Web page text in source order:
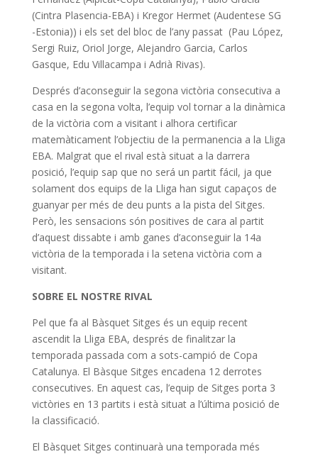
(Cintra Plasencia-EBA) i Kregor Hermet (Audentese SG
-Estonia)) i els set del bloc de l’any passat (Pau López,
Sergi Ruiz, Oriol Jorge, Alejandro Garcia, Carlos
Gasque, Edu Villacampa i Adrià Rivas).
Després d’aconseguir la segona victòria consecutiva a
casa en la segona volta, l’equip vol tornar a la dinàmica
de la victòria com a visitant i alhora certificar
matemàticament l’objectiu de la permanencia a la Lliga
EBA. Malgrat que el rival està situat a la darrera
posició, l’equip sap que no será un partit fácil, ja que
solament dos equips de la Lliga han sigut capaços de
guanyar per més de deu punts a la pista del Sitges.
Però, les sensacions són positives de cara al partit
d’aquest dissabte i amb ganes d’aconseguir la 14a
victòria de la temporada i la setena victòria com a
visitant.
SOBRE EL NOSTRE RIVAL
Pel que fa al Bàsquet Sitges és un equip recent
ascendit la Lliga EBA, després de finalitzar la
temporada passada com a sots-campió de Copa
Catalunya. El Bàsque Sitges encadena 12 derrotes
consecutives. En aquest cas, l’equip de Sitges porta 3
victòries en 13 partits i està situat a l’última posició de
la classificació.
El Bàsquet Sitges continuarà una temporada més